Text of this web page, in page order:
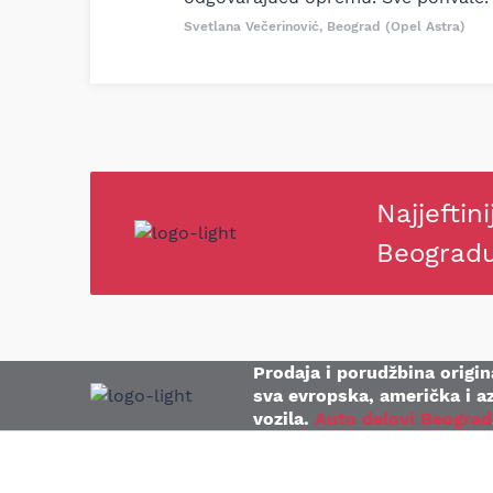
Svetlana Večerinović, Beograd (Opel Astra)
Prodaja i porudžbina
sva evropska, američka i
vozila. Auto delovi Beograd